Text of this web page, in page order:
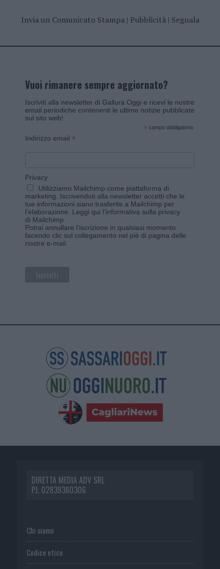
Invia un Comunicato Stampa| Pubblicità| Segnala
Vuoi rimanere sempre aggiornato?
Iscriviti alla newsletter di Gallura Oggi e ricevi le nostre
email periodiche contenenti le ultime notizie pubblicate
sul sito web!
* campo obbligatorio
Indirizzo email *
Privacy
Utilizziamo Mailchimp come piattaforma di
marketing. Iscrivendoti alla newsletter accetti che le
tue informazioni siano trasferite a Mailchimp per
l'elaborazione. Leggi qui l'informativa sulla privacy
di Mailchimp
Potrai annullare l'iscrizione in qualsiasi momento
facendo clic sul collegamento nel piè di pagina delle
nostre e-mail.
DIRETTA MEDIA ADV SRL
P.I. 02839380306
Chi siamo
Codice etico